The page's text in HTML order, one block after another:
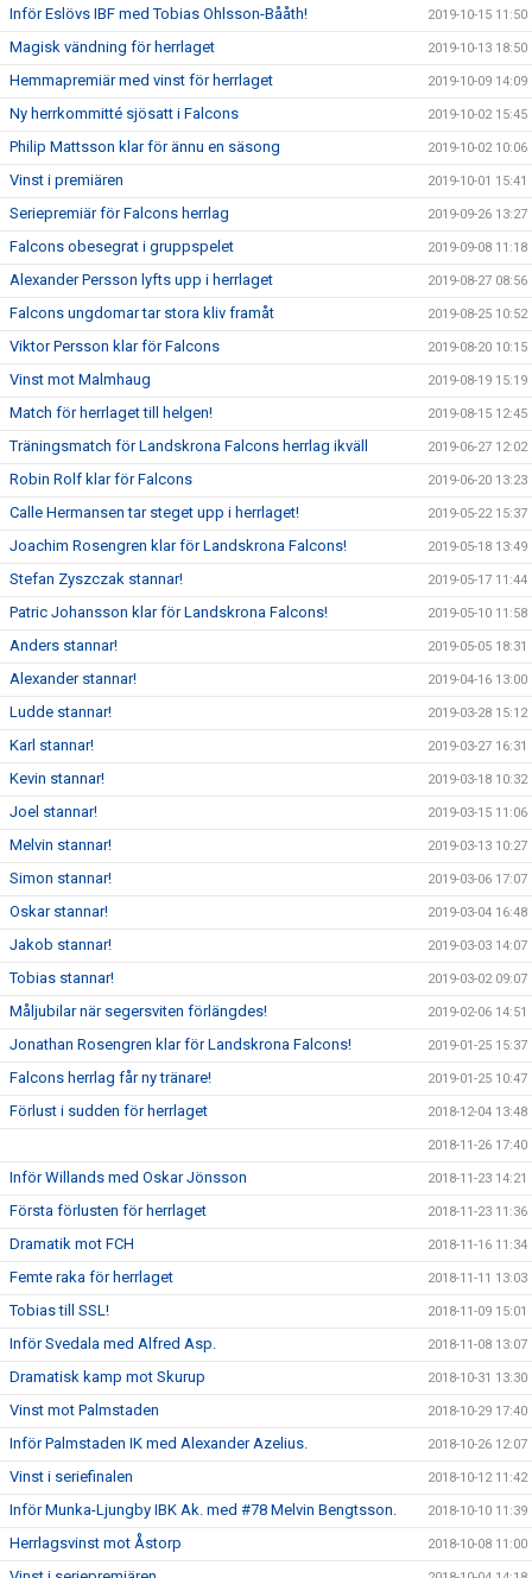
Inför Eslövs IBF med Tobias Ohlsson-Bååth! 2019-10-15 11:50
Magisk vändning för herrlaget 2019-10-13 18:50
Hemmapremiär med vinst för herrlaget 2019-10-09 14:09
Ny herrkommitté sjösatt i Falcons 2019-10-02 15:45
Philip Mattsson klar för ännu en säsong 2019-10-02 10:06
Vinst i premiären 2019-10-01 15:41
Seriepremiär för Falcons herrlag 2019-09-26 13:27
Falcons obesegrat i gruppspelet 2019-09-08 11:18
Alexander Persson lyfts upp i herrlaget 2019-08-27 08:56
Falcons ungdomar tar stora kliv framåt 2019-08-25 10:52
Viktor Persson klar för Falcons 2019-08-20 10:15
Vinst mot Malmhaug 2019-08-19 15:19
Match för herrlaget till helgen! 2019-08-15 12:45
Träningsmatch för Landskrona Falcons herrlag ikväll 2019-06-27 12:02
Robin Rolf klar för Falcons 2019-06-20 13:23
Calle Hermansen tar steget upp i herrlaget! 2019-05-22 15:37
Joachim Rosengren klar för Landskrona Falcons! 2019-05-18 13:49
Stefan Zyszczak stannar! 2019-05-17 11:44
Patric Johansson klar för Landskrona Falcons! 2019-05-10 11:58
Anders stannar! 2019-05-05 18:31
Alexander stannar! 2019-04-16 13:00
Ludde stannar! 2019-03-28 15:12
Karl stannar! 2019-03-27 16:31
Kevin stannar! 2019-03-18 10:32
Joel stannar! 2019-03-15 11:06
Melvin stannar! 2019-03-13 10:27
Simon stannar! 2019-03-06 17:07
Oskar stannar! 2019-03-04 16:48
Jakob stannar! 2019-03-03 14:07
Tobias stannar! 2019-03-02 09:07
Måljubilar när segersviten förlängdes! 2019-02-06 14:51
Jonathan Rosengren klar för Landskrona Falcons! 2019-01-25 15:37
Falcons herrlag får ny tränare! 2019-01-25 10:47
Förlust i sudden för herrlaget 2018-12-04 13:48
2018-11-26 17:40
Inför Willands med Oskar Jönsson 2018-11-23 14:21
Första förlusten för herrlaget 2018-11-23 11:36
Dramatik mot FCH 2018-11-16 11:34
Femte raka för herrlaget 2018-11-11 13:03
Tobias till SSL! 2018-11-09 15:01
Inför Svedala med Alfred Asp. 2018-11-08 13:07
Dramatisk kamp mot Skurup 2018-10-31 13:30
Vinst mot Palmstaden 2018-10-29 17:40
Inför Palmstaden IK med Alexander Azelius. 2018-10-26 12:07
Vinst i seriefinalen 2018-10-12 11:42
Inför Munka-Ljungby IBK Ak. med #78 Melvin Bengtsson. 2018-10-10 11:39
Herrlagsvinst mot Åstorp 2018-10-08 11:00